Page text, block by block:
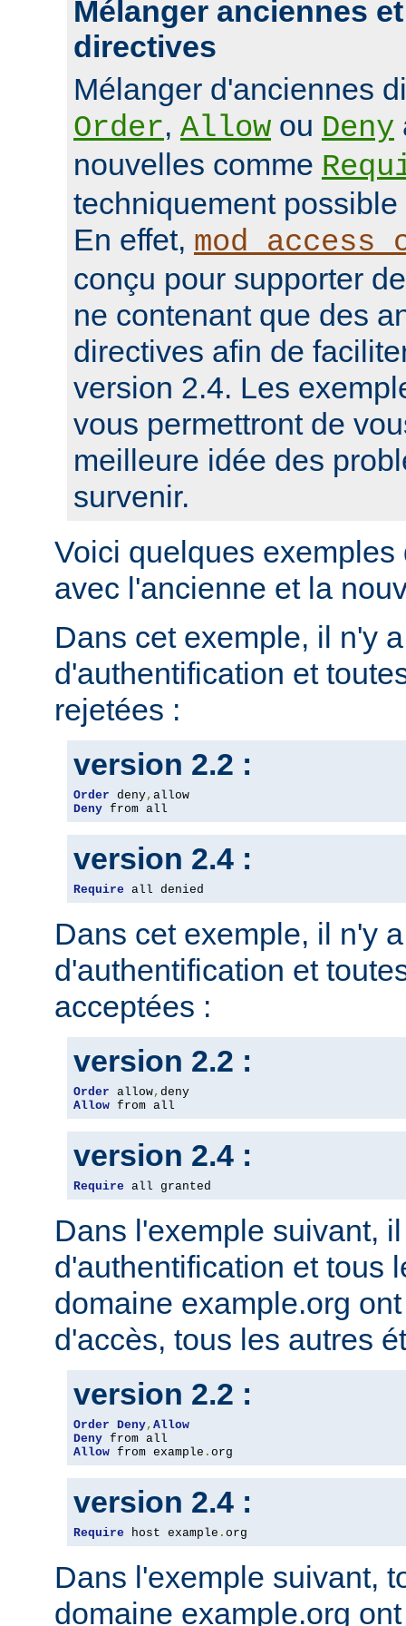
Mélanger anciennes
directives
Mélanger d'anciennes
Order, Allow ou Deny
nouvelles comme
techniquement
En effet,
conçu pour supporter
ne contenant que des
directives afin de
version 2.4. Les
vous permettront de
meilleure idée des
survenir.
Voici quelques
avec l'ancienne et la
Dans cet exemple, il n'y
d'authentification et
rejetées :
version 2.2 :
Order deny,
Deny from all
version 2.4 :
Require all denied
Dans cet exemple, il n'y
d'authentification et
acceptées :
version 2.2 :
Order allow,
Allow from all
version 2.4 :
Require all granted
Dans l'exemple suivant,
d'authentification et tous
domaine example.org
d'accès, tous les autres
version 2.2 :
Order Deny, Allow
Deny
Allow from example . org
version 2.4 :
Require host example . org
Dans l'exemple suivant,
domaine example.org